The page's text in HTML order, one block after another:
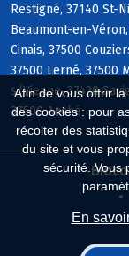
Afin de vous offrir
des cookies : pour
récolter des
du site et vous
sécurité. Vous
En
Restigné, 37140 St-
Beaumont-en-
Cinais, 37500
37500 Lerné, 37500
s/Vienne, 37420
37500 Anché